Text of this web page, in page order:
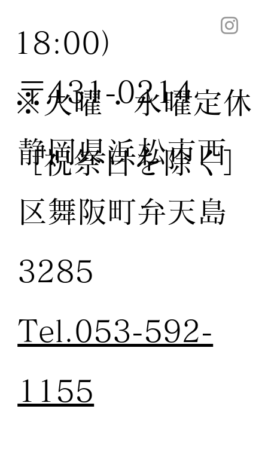
18:00）
※火曜・水曜定休
［祝祭日を除く］
〒431-0214
静岡県浜松市西
区舞阪町弁天島
3285
Tel.053-592-
1155